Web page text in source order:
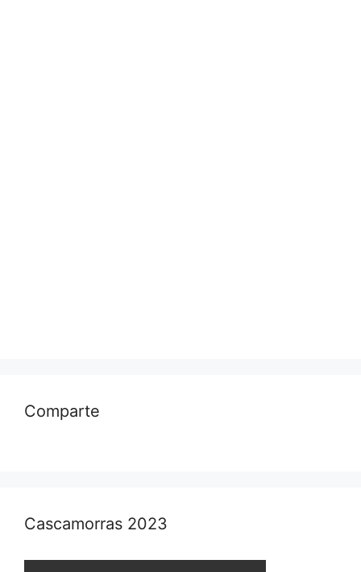
Comparte
Cascamorras 2023